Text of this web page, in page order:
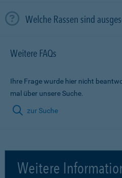
Welche Rassen sind
Weitere FAQs
Ihre Frage wurde hier nicht
mal über unsere Suche.
zur Suche
Weitere